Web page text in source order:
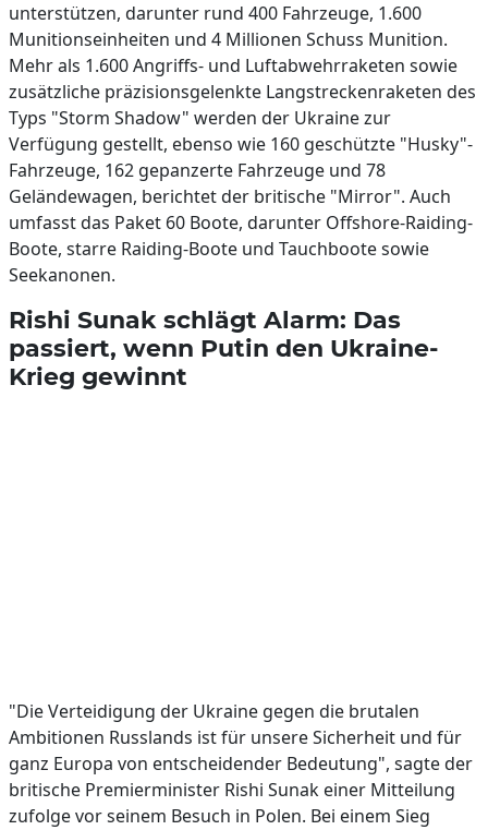
unterstützen, darunter rund 400 Fahrzeuge, 1.600
Munitionseinheiten und 4 Millionen Schuss Munition.
Mehr als 1.600 Angriffs- und Luftabwehrraketen sowie
zusätzliche präzisionsgelenkte Langstreckenraketen des
Typs "Storm Shadow" werden der Ukraine zur
Verfügung gestellt, ebenso wie 160 geschützte "Husky"-
Fahrzeuge, 162 gepanzerte Fahrzeuge und 78
Geländewagen, berichtet der britische "Mirror". Auch
umfasst das Paket 60 Boote, darunter Offshore-Raiding-
Boote, starre Raiding-Boote und Tauchboote sowie
Seekanonen.
Rishi Sunak schlägt Alarm: Das
passiert, wenn Putin den Ukraine-
Krieg gewinnt
"Die Verteidigung der Ukraine gegen die brutalen
Ambitionen Russlands ist für unsere Sicherheit und für
ganz Europa von entscheidender Bedeutung", sagte der
britische Premierminister Rishi Sunak einer Mitteilung
zufolge vor seinem Besuch in Polen. Bei einem Sieg